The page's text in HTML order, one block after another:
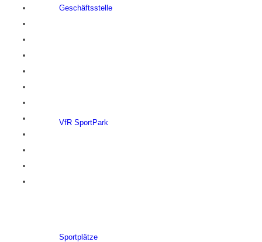
Geschäftsstelle
VfR SportPark
Sportplätze